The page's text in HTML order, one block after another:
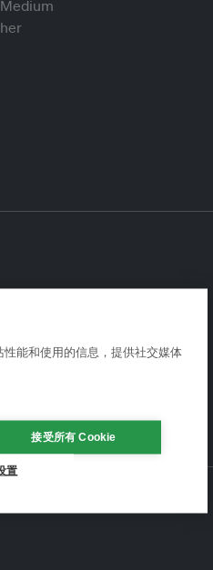
能和使用的信息，提供社交媒体
接受所有 Cookie
置